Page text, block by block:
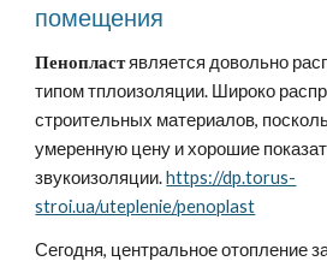
помещения
Пенопласт является довольно
типом тплоизоляции. Широко
строительных материалов,
умеренную цену и хорошие
звукоизоляции. https://dp.torus-
stroi.ua/uteplenie/penoplast
Сегодня, центральное отопление